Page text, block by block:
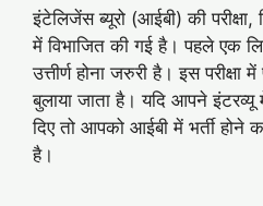
इंटेलिजेंस ब्यूरो (आईबी) की परीक्षा,
में विभाजित की गई है। पहले एक
उत्तीर्ण होना जरुरी है। इस
बुलाया जाता है। यदि आपने
दिए तो आपको आईबी में भर्ती होने
है।